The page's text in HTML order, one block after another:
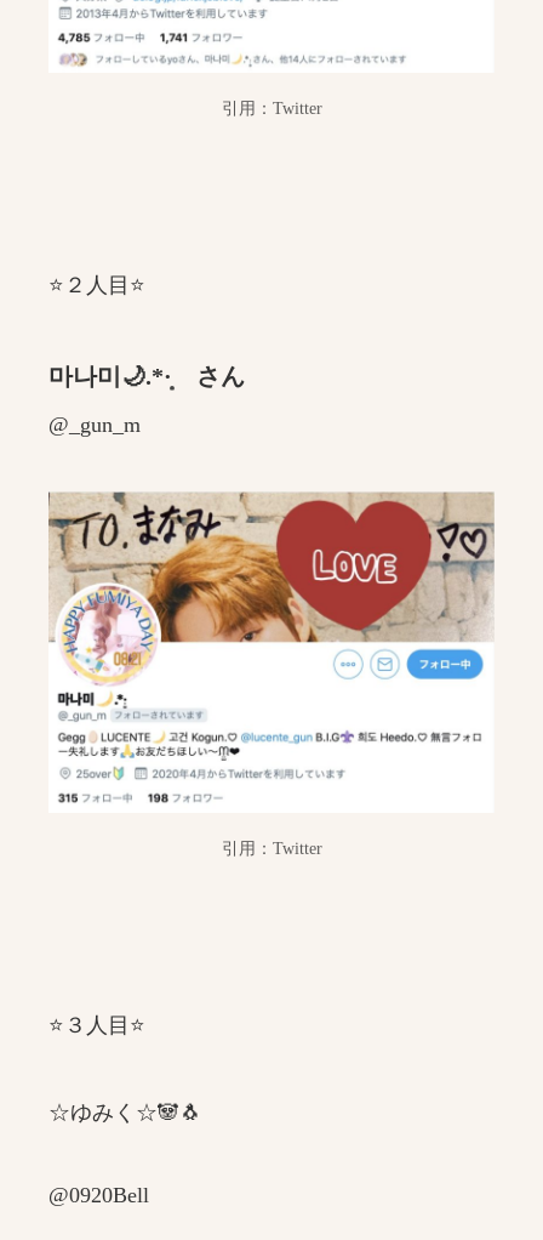
引用：Twitter
⭐️２人目⭐️
마나미🌙.*·̩͙ さん
@_gun_m
引用：Twitter
⭐️３人目⭐️
☆ゆみく☆🐼🐧
@0920Bell